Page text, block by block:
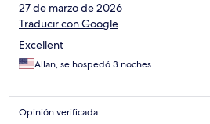
27 de marzo de 2026
Traducir con Google
Excellent
Allan, se hospedó 3 noches
Opinión verificada